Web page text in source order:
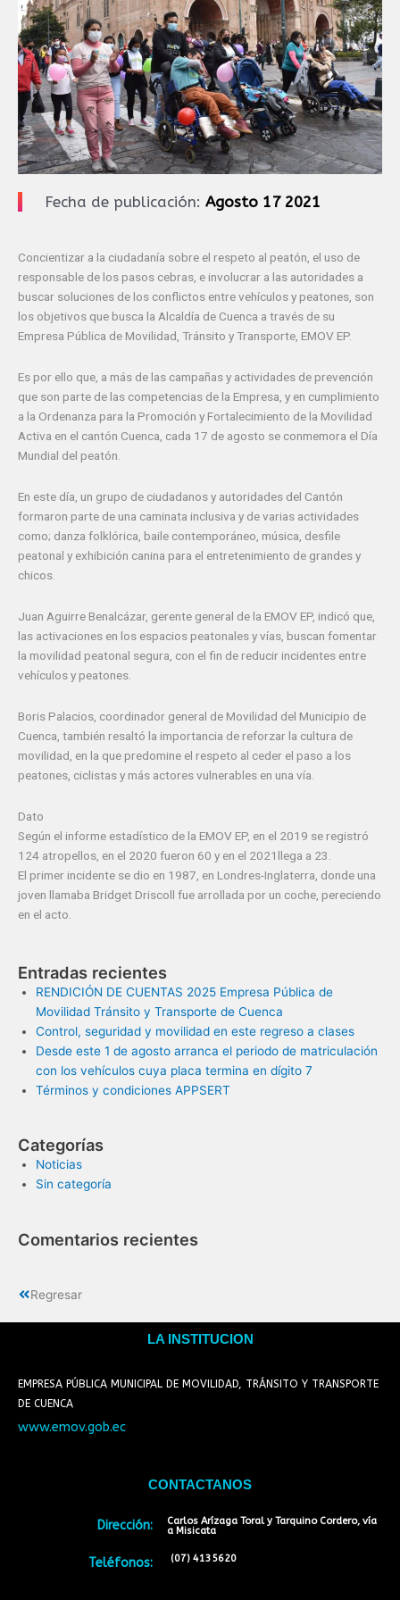
Fecha de publicación: Agosto 17 2021
Concientizar a la ciudadanía sobre el respeto al peatón, el uso de
responsable de los pasos cebras, e involucrar a las autoridades a
buscar soluciones de los conflictos entre vehículos y peatones, son
los objetivos que busca la Alcaldía de Cuenca a través de su
Empresa Pública de Movilidad, Tránsito y Transporte, EMOV EP.
Es por ello que, a más de las campañas y actividades de prevención
que son parte de las competencias de la Empresa, y en cumplimiento
a la Ordenanza para la Promoción y Fortalecimiento de la Movilidad
Activa en el cantón Cuenca, cada 17 de agosto se conmemora el Día
Mundial del peatón.
En este día, un grupo de ciudadanos y autoridades del Cantón
formaron parte de una caminata inclusiva y de varias actividades
como; danza folklórica, baile contemporáneo, música, desfile
peatonal y exhibición canina para el entretenimiento de grandes y
chicos.
Juan Aguirre Benalcázar, gerente general de la EMOV EP, indicó que,
las activaciones en los espacios peatonales y vías, buscan fomentar
la movilidad peatonal segura, con el fin de reducir incidentes entre
vehículos y peatones.
Boris Palacios, coordinador general de Movilidad del Municipio de
Cuenca, también resaltó la importancia de reforzar la cultura de
movilidad, en la que predomine el respeto al ceder el paso a los
peatones, ciclistas y más actores vulnerables en una vía.
Dato
Según el informe estadístico de la EMOV EP, en el 2019 se registró
124 atropellos, en el 2020 fueron 60 y en el 2021llega a 23.
El primer incidente se dio en 1987, en Londres-Inglaterra, donde una
joven llamaba Bridget Driscoll fue arrollada por un coche, pereciendo
en el acto.
Entradas recientes
RENDICIÓN DE CUENTAS 2025 Empresa Pública de
Movilidad Tránsito y Transporte de Cuenca
Control, seguridad y movilidad en este regreso a clases
Desde este 1 de agosto arranca el periodo de matriculación
con los vehículos cuya placa termina en dígito 7
Términos y condiciones APPSERT
Categorías
Noticias
Sin categoría
Comentarios recientes
Regresar
LA INSTITUCION
EMPRESA PÚBLICA MUNICIPAL DE MOVILIDAD, TRÁNSITO Y TRANSPORTE
DE CUENCA
www.emov.gob.ec
CONTACTANOS
Dirección:
Teléfonos:
Carlos Arízaga Toral y Tarquino Cordero, vía
a Misicata
(07) 4135620